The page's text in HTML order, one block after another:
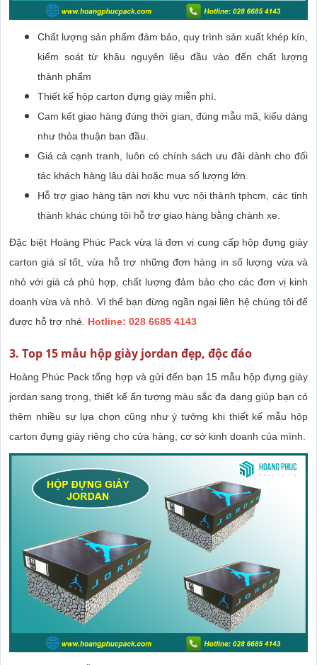
Chất lượng sản phẩm đảm bảo, quy trình sản xuất khép kín,
kiểm soát từ khâu nguyên liệu đầu vào đến chất lượng
thành phẩm
Thiết kế hộp carton đựng giày miễn phí.
Cam kết giao hàng đúng thời gian, đúng mẫu mã, kiểu dáng
như thỏa thuận ban đầu.
Giá cả cạnh tranh, luôn có chính sách ưu đãi dành cho đối
tác khách hàng lâu dài hoặc mua số lượng lớn.
Hỗ trợ giao hàng tận nơi khu vực nội thành tphcm, các tỉnh
thành khác chúng tôi hỗ trợ giao hàng bằng chành xe.
Đặc biệt Hoàng Phúc Pack vừa là đơn vị cung cấp hộp đựng giày
carton giá sỉ tốt, vừa hỗ trợ những đơn hàng in số lượng vừa và
nhỏ với giá cả phù hợp, chất lượng đảm bảo cho các đơn vị kinh
doanh vừa và nhỏ. Vì thế bạn đừng ngần ngại liên hệ chúng tôi để
được hỗ trợ nhé. Hotline: 028 6685 4143
3. Top 15 mẫu hộp giày jordan đẹp, độc đáo
Hoàng Phúc Pack tổng hợp và gửi đến bạn 15 mẫu hộp đựng giày
jordan sang trọng, thiết kế ấn tượng màu sắc đa dạng giúp bạn có
thêm nhiều sự lựa chọn cũng như ý tưởng khi thiết kế mẫu hộp
carton đựng giày riêng cho cửa hàng, cơ sở kinh doanh của mình.